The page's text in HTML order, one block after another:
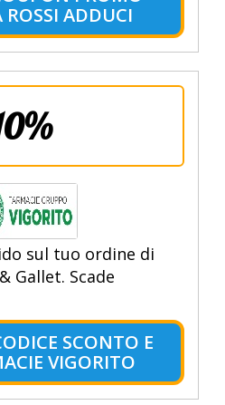
ROSSI ADDUCI
sul tuo ordine di
Gallet. Scade
SCONTO E
VIGORITO